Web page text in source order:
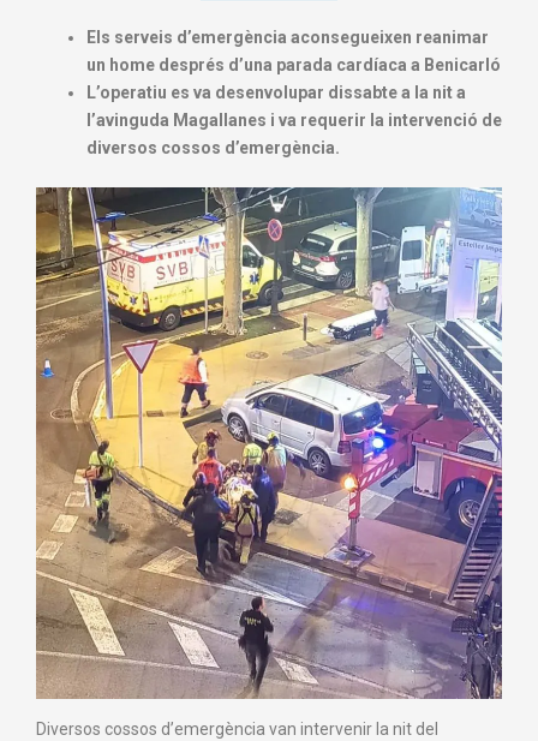
Els serveis d’emergència aconsegueixen reanimar
un home després d’una parada cardíaca a Benicarló
L’operatiu es va desenvolupar dissabte a la nit a
l’avinguda Magallanes i va requerir la intervenció de
diversos cossos d’emergència.
Diversos cossos d’emergència van intervenir la nit del